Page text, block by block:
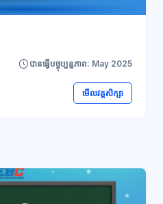
បានធ្វើបច្ចុប្បន្នភាព: May 2025
មើលវគ្គសិក្សា